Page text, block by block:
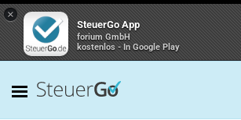
×
SteuerGo App
forium GmbH
kostenlos - In Google Play